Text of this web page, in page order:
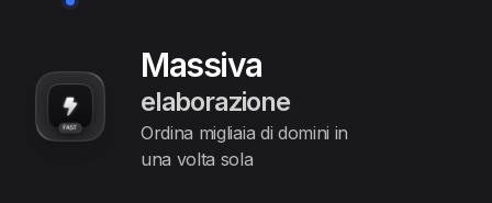
Massiva
elaborazione
Ordina migliaia di domini in
una volta sola